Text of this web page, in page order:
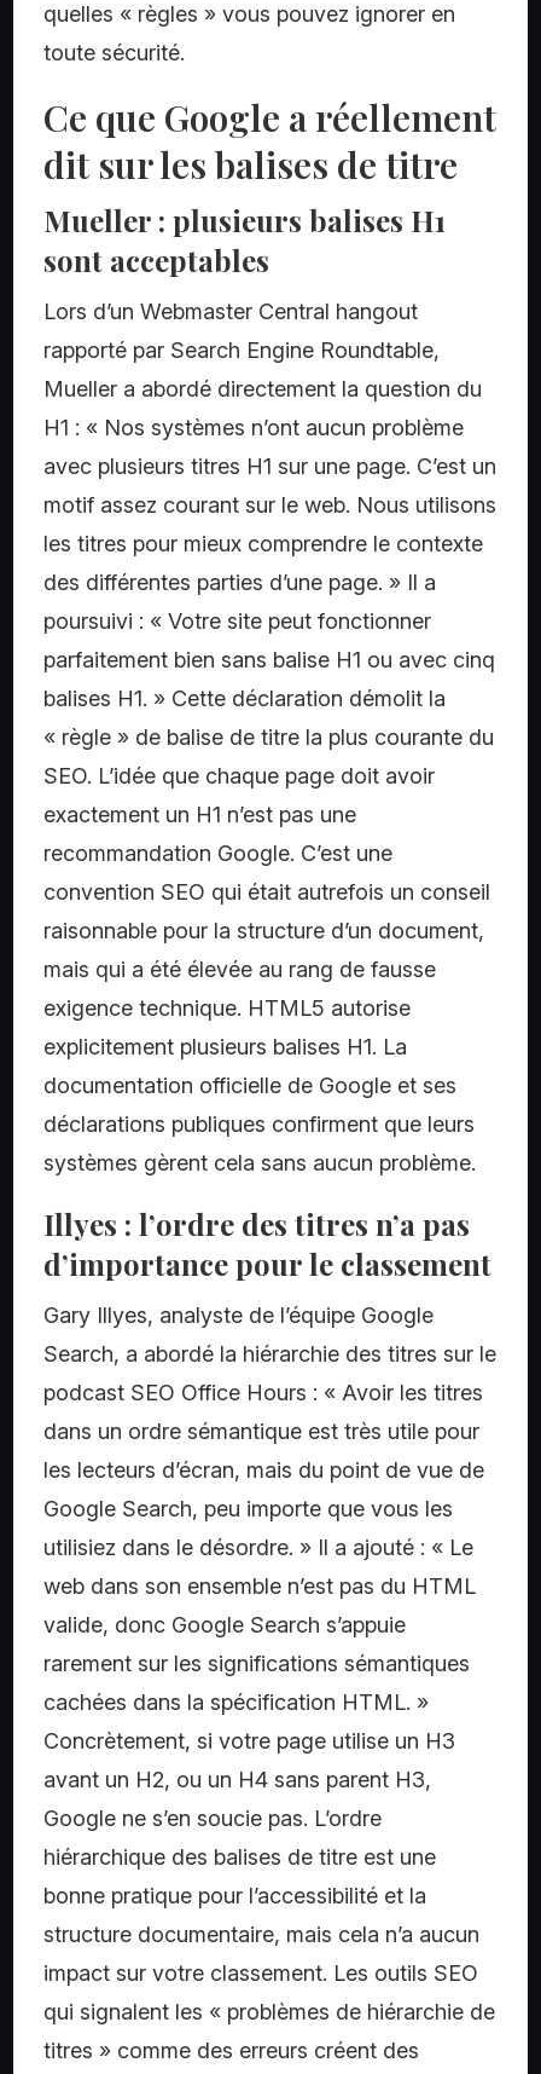
quelles « règles » vous pouvez ignorer en
toute sécurité.
Ce que Google a réellement
dit sur les balises de titre
Mueller : plusieurs balises H1
sont acceptables
Lors d’un Webmaster Central hangout
rapporté par Search Engine Roundtable,
Mueller a abordé directement la question du
H1 : « Nos systèmes n’ont aucun problème
avec plusieurs titres H1 sur une page. C’est un
motif assez courant sur le web. Nous utilisons
les titres pour mieux comprendre le contexte
des différentes parties d’une page. » Il a
poursuivi : « Votre site peut fonctionner
parfaitement bien sans balise H1 ou avec cinq
balises H1. » Cette déclaration démolit la
« règle » de balise de titre la plus courante du
SEO. L’idée que chaque page doit avoir
exactement un H1 n’est pas une
recommandation Google. C’est une
convention SEO qui était autrefois un conseil
raisonnable pour la structure d’un document,
mais qui a été élevée au rang de fausse
exigence technique. HTML5 autorise
explicitement plusieurs balises H1. La
documentation officielle de Google et ses
déclarations publiques confirment que leurs
systèmes gèrent cela sans aucun problème.
Illyes : l’ordre des titres n’a pas
d’importance pour le classement
Gary Illyes, analyste de l’équipe Google
Search, a abordé la hiérarchie des titres sur le
podcast SEO Office Hours : « Avoir les titres
dans un ordre sémantique est très utile pour
les lecteurs d’écran, mais du point de vue de
Google Search, peu importe que vous les
utilisiez dans le désordre. » Il a ajouté : « Le
web dans son ensemble n’est pas du HTML
valide, donc Google Search s’appuie
rarement sur les significations sémantiques
cachées dans la spécification HTML. »
Concrètement, si votre page utilise un H3
avant un H2, ou un H4 sans parent H3,
Google ne s’en soucie pas. L’ordre
hiérarchique des balises de titre est une
bonne pratique pour l’accessibilité et la
structure documentaire, mais cela n’a aucun
impact sur votre classement. Les outils SEO
qui signalent les « problèmes de hiérarchie de
titres » comme des erreurs créent des